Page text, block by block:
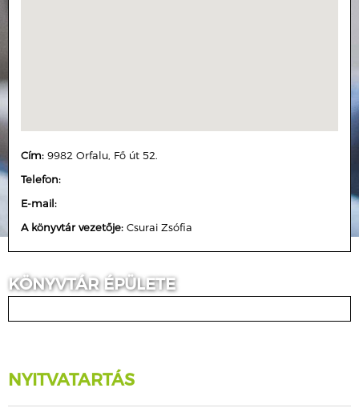
Cím: 9982 Orfalu, Fő út 52.
Telefon:
E-mail:
A könyvtár vezetője: Csurai Zsófia
KÖNYVTÁR ÉPÜLETE
NYITVATARTÁS